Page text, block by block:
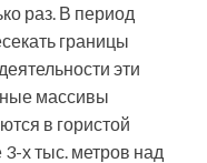
раз. В период
границы
эти
массивы
в гористой
х тыс. метров над